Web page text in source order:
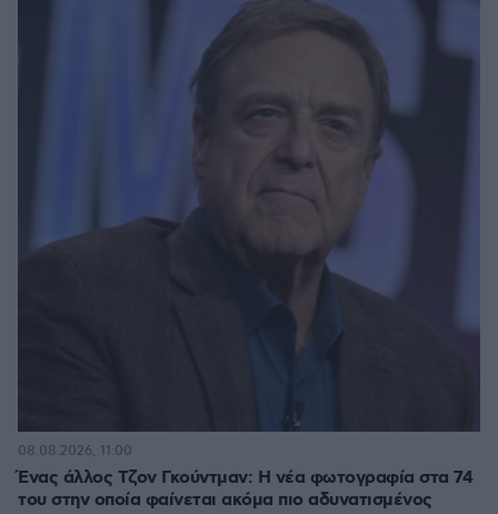
Ένας άλλος Τζον Γκούντμαν: H νέα φωτογραφία στα 74
του στην οποία φαίνεται ακόμα πιο αδυνατισμένος
08.08.2026, 11:00